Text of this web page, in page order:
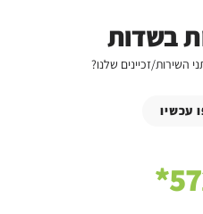
בשדות
השירות/זכיינים שלנו?
עכשיו